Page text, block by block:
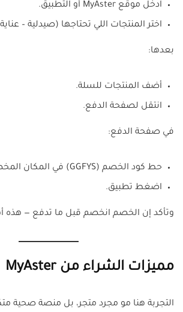
ادخل موقع MyAster أو التطبيق.
اختر المنتجات اللي تحتاجها (صيدلية –
بعدها:
أضف المنتجات للسلة.
انتقل لصفحة الدفع.
في صفحة الدفع:
حط كود الخصم (GGFYS) في المكان المخصص.
اضغط تطبيق.
وتأكد إن الخصم انخصم قبل ما تدفع — هذه
مميزات الشراء من MyAster
التجربة هنا مو مجرد متجر، بل منصة صحية